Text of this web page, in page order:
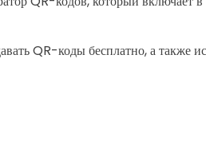
QR-коды бесплатно, а также